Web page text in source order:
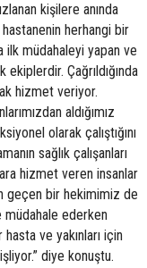
kişilere anında
herhangi bir
müdahaleyi yapan ve
Çağrıldığında
hizmet veriyor.
aldığımız
olarak çalıştığını
sağlık çalışanları
hizmet veren insanlar
geçen bir hekimimiz de
ederken
ve yakınları için
diye konuştu.